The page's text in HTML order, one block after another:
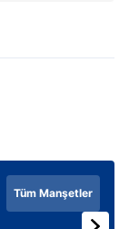
Tüm Manşetler